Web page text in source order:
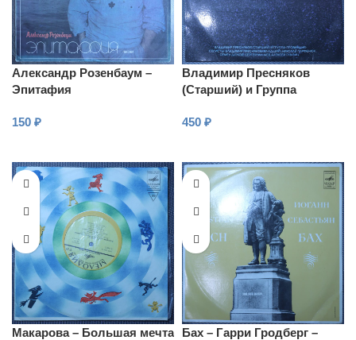
Александр Розенбаум –
Эпитафия
150 ₽
Владимир Пресняков
(Старший) и Группа
450 ₽
Макарова – Большая мечта
Бах – Гарри Гродберг –